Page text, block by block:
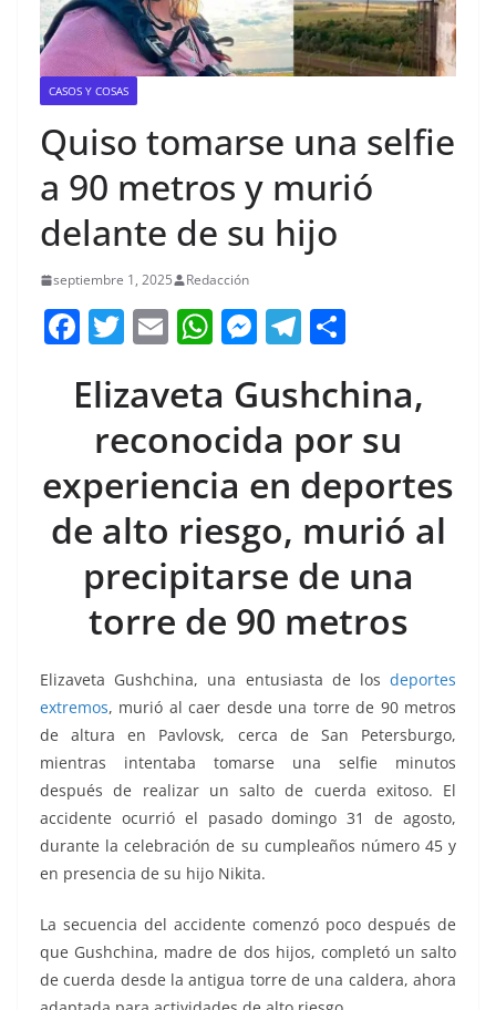
CASOS Y COSAS
Quiso tomarse una selfie
a 90 metros y murió
delante de su hijo
septiembre 1, 2025 Redacción
F
c
e
b
o
o
k
T
itt
er
E
ai
l
W
at
s
A
p
p
M
ss
e
n
g
er
T
e
gr
a
m
m
p
ar
tir
Elizaveta Gushchina,
reconocida por su
experiencia en deportes
de alto riesgo, murió al
precipitarse de una
torre de 90 metros
Elizaveta Gushchina, una entusiasta de los deportes
extremos, murió al caer desde una torre de 90 metros
de altura en Pavlovsk, cerca de San Petersburgo,
mientras intentaba tomarse una selfie minutos
después de realizar un salto de cuerda exitoso. El
accidente ocurrió el pasado domingo 31 de agosto,
durante la celebración de su cumpleaños número 45 y
en presencia de su hijo Nikita.
La secuencia del accidente comenzó poco después de
que Gushchina, madre de dos hijos, completó un salto
de cuerda desde la antigua torre de una caldera, ahora